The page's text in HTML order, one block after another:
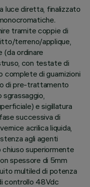
luce diretta, finalizzato
tramite coppie di
terreno/applique,
ordinare
con testate di
complete di guarnizioni
di pre-trattamento
sgrassaggio,
e sigillatura
successiva di
acrilica liquida,
agli agenti
superiormente
spessore di 5mm
multiled di potenza
controllo 48Vdc